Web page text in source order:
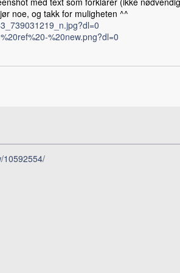
noe, og takk for muligheten ^^
%20new.png?dl=0
10592554/